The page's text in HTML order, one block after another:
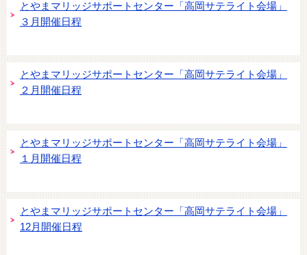
とやまマリッジサポートセンター「高岡サテライト会場」
３月開催日程
とやまマリッジサポートセンター「高岡サテライト会場」
２月開催日程
とやまマリッジサポートセンター「高岡サテライト会場」
１月開催日程
とやまマリッジサポートセンター「高岡サテライト会場」
12月開催日程